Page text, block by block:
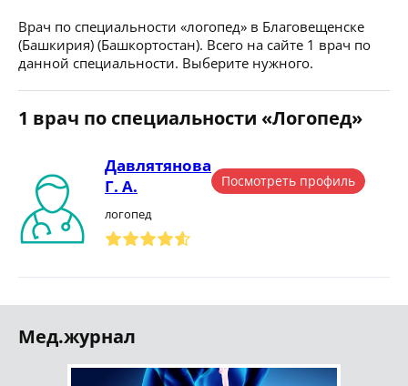
Врач по специальности «логопед» в Благовещенске
(Башкирия) (Башкортостан). Всего на сайте 1 врач по
данной специальности. Выберите нужного.
1 врач по специальности «Логопед»
Давлятянова
Г. А.
логопед
Посмотреть профиль
Мед.журнал